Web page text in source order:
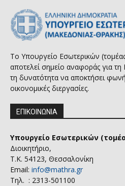
Το Υπουργείο Εσωτερικών
αποτελεί σημείο αναφοράς για
τη δυνατότητα να αποκτήσει φωνή
οικονομικές διεργασίες.
ΕΠΙΚΟΙΝΩΝΙΑ
Υπουργείο Εσωτερικών
Διοικητήριο,
Τ.Κ. 54123, Θεσσαλονίκη
Email: info@mathra.gr
Τηλ. : 2313-501100